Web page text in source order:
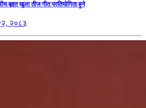
बृहत् खुला तीज गीत प्रतियोगिता हुने
२०८३